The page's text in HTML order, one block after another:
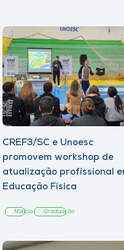
CREF3/SC e Unoesc
promovem workshop de
atualização profissional
Educação Física
Notícia Graduação